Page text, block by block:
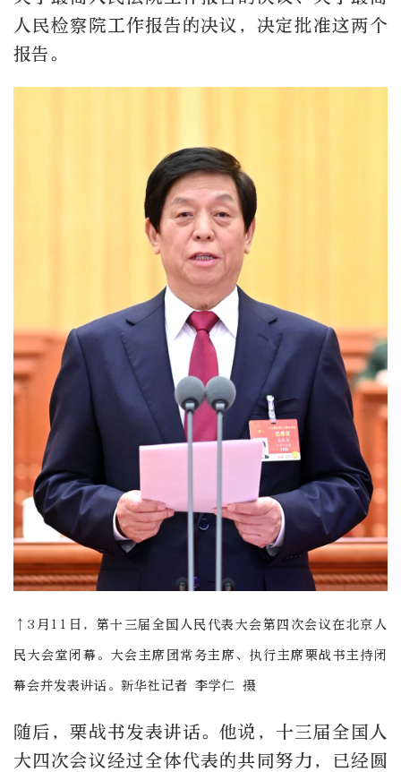
人民检察院工作报告的决议，决定批准这两个
报告。
↑3月11日，第十三届全国人民代表大会第四次会议在北京人
民大会堂闭幕。大会主席团常务主席、执行主席栗战书主持闭
幕会并发表讲话。新华社记者 李学仁 摄
随后，栗战书发表讲话。他说，十三届全国人
大四次会议经过全体代表的共同努力，已经圆